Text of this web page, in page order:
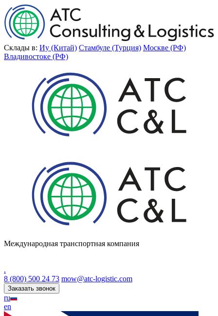
Склады в: Иу (Китай) Стамбуле (Турция) Москве (РФ)
Владивостоке (РФ)
Международная транспортная компания
.
8 (800) 500 24 73 mow@atc-logistic.com
Заказать звонок
ru
en